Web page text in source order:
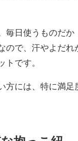
毎日使うものだか
ので、汗やよだれ
トです。
方には、特に満足